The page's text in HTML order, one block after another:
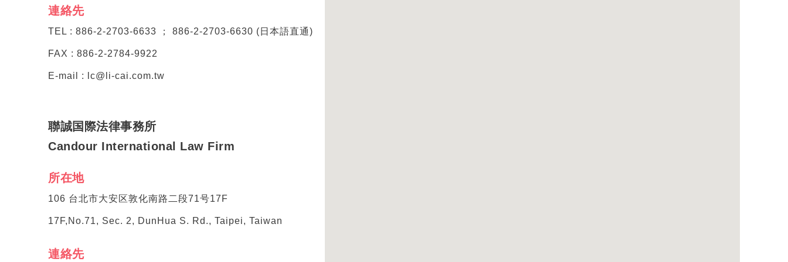
連絡先
TEL : 886-2-2703-6633 ； 886-2-2703-6630 (日本語直通)
FAX : 886-2-2784-9922
E-mail : lc@li-cai.com.tw
聯誠国際法律事務所
Candour International Law Firm
所在地
106 台北市大安区敦化南路二段71号17F
17F,No.71, Sec. 2, DunHua S. Rd., Taipei, Taiwan
連絡先